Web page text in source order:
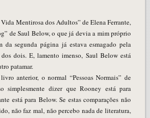
de Saul Below, o que já devia a mim próprio
da segunda página já estava esmagado pela
dois. E, lamento imenso, Saul Below está
patamar.
anterior, o normal “Pessoas Normais” de
simplesmente dizer que Rooney está para
está para Below. Se estas comparações não
não faz mal, não percebo nada de literatura,